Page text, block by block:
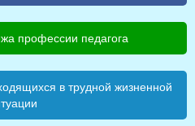
профессии педагога
в трудной жизненной